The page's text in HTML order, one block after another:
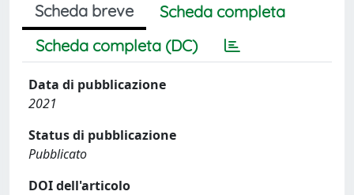
Scheda breve
Scheda completa
Scheda completa (DC)
Data di pubblicazione
2021
Status di pubblicazione
Pubblicato
DOI dell'articolo